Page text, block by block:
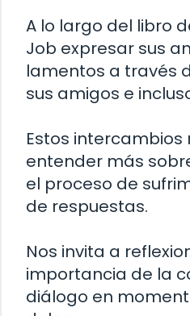
A lo largo del libro
Job expresar sus
lamentos a través
sus amigos e
Estos
entender más
el proceso de
de respuestas.
Nos invita a
importancia de la
diálogo en